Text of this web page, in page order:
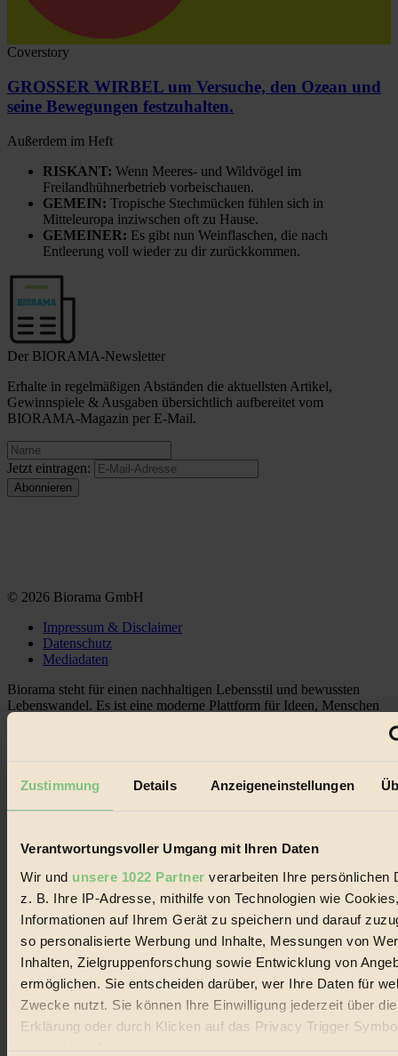
Zustimmung Details Anzeigeneinstellungen
Verantwortungsvoller Umgang mit Ihren Daten
Wir und unsere 1022 Partner verarbeiten Ihre persönlichen
z. B. Ihre IP-Adresse, mithilfe von Technologien wie
Informationen auf Ihrem Gerät zu speichern und darauf
so personalisierte Werbung und Inhalte, Messungen von
Inhalten, Zielgruppenforschung sowie Entwicklung von
ermöglichen. Sie entscheiden darüber, wer Ihre Daten für
Zwecke nutzt. Sie können Ihre Einwilligung jederzeit über
Erklärung oder durch Klicken auf das Privacy Trigger
oder widerrufen
Coverstory
GROSSER WIRBEL um Versuche, den Ozean und
seine Bewegungen festzuhalten.
Außerdem im Heft
RISKANT: Wenn Meeres- und Wildvögel im
Freilandhühnerbetrieb vorbeischauen.
GEMEIN: Tropische Stechmücken fühlen sich in
Mitteleuropa inziwschen oft zu Hause.
GEMEINER: Es gibt nun Weinflaschen, die nach
Entleerung voll wieder zu dir zurückkommen.
Der BIORAMA-Newsletter
Erhalte in regelmäßigen Abständen die aktuellsten Artikel,
Gewinnspiele & Ausgaben übersichtlich aufbereitet vom
BIORAMA-Magazin per E-Mail.
Jetzt eintragen:
© 2026 Biorama GmbH
Impressum & Disclaimer
Datenschutz
Mediadaten
Biorama steht für einen nachhaltigen Lebensstil und bewussten
Lebenswandel. Es ist eine moderne Plattform für Ideen, Menschen
und Produkte, ein Leitfaden im schnell wachsenden Markt des
Social Media
3.415 Follower auf Twitter
Themen
Bio
Nachhaltigkeit